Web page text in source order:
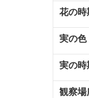
花の時
実の色
実の時
観察場